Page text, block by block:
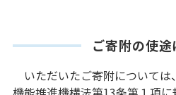
ご寄附の使途
いただいたご寄附については